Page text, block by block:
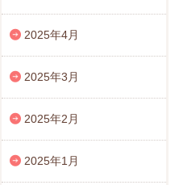
2025年4月
2025年3月
2025年2月
2025年1月